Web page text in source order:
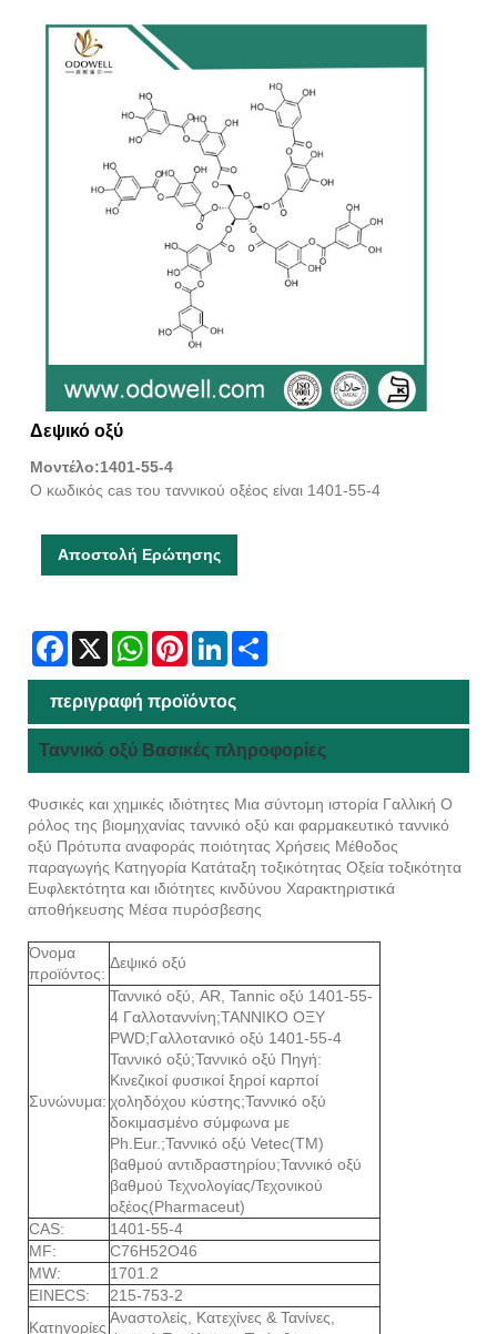
Δεψικό οξύ
Μοντέλο:1401-55-4
Ο κωδικός cas του ταννικού οξέος είναι 1401-55-4
Αποστολή Ερώτησης
Facebook
X WhatsAppPinterestLinkedIn
περιγραφή προϊόντος
Ταννικό οξύ Βασικές πληροφορίες
Φυσικές και χημικές ιδιότητες Μια σύντομη ιστορία Γαλλική Ο
ρόλος της βιομηχανίας ταννικό οξύ και φαρμακευτικό ταννικό
οξύ Πρότυπα αναφοράς ποιότητας Χρήσεις Μέθοδος
παραγωγής Κατηγορία Κατάταξη τοξικότητας Οξεία τοξικότητα
Ευφλεκτότητα και ιδιότητες κινδύνου Χαρακτηριστικά
αποθήκευσης Μέσα πυρόσβεσης
Όνομα
προϊόντος:
Δεψικό οξύ
Συνώνυμα:
Ταννικό οξύ, AR, Tannic οξύ 1401-55-
4 Γαλλοταννίνη;ΤΑΝΝΙΚΟ ΟΞΥ
PWD;Γαλλοτανικό οξύ 1401-55-4
Ταννικό οξύ;Ταννικό οξύ Πηγή:
Κινεζικοί φυσικοί ξηροί καρποί
χοληδόχου κύστης;Ταννικό οξύ
δοκιμασμένο σύμφωνα με
Ph.Eur.;Ταννικό οξύ Vetec(TM)
βαθμού αντιδραστηρίου;Ταννικό οξύ
βαθμού Τεχνολογίας/Τεχονικού
οξέος(Pharmaceut)
CAS:
1401-55-4
MF:
C76H52O46
MW:
1701.2
EINECS:
215-753-2
Κατηγορίες
Αναστολείς, Κατεχίνες & Τανίνες,